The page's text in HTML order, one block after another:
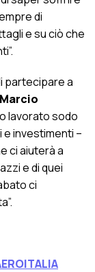
di
e su ciò che
partecipare a
Marcio
lavorato sodo
investimenti –
ci aiuterà a
e di quei
ci